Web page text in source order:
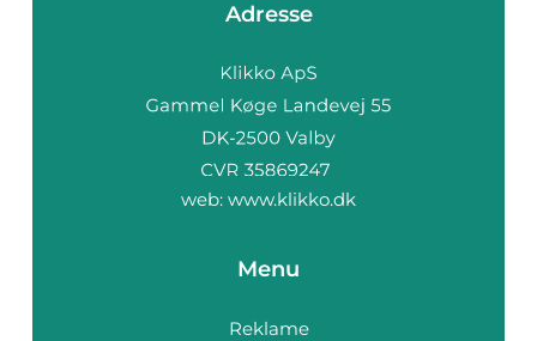
Adresse
web: www.klikko.dk
Menu
Reklame